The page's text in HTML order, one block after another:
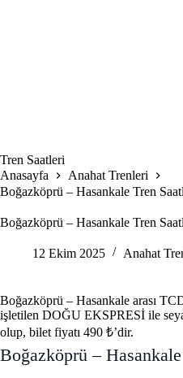
Skip
to
content
Tren Saatleri
Anasayfa
Anahat Trenleri
Boğazköprü – Hasankale Tren
Boğazköprü – Hasankale Tren
12 Ekim 2025 Anahat
Boğazköprü – Hasankale arası
işletilen DOĞU EKSPRESİ ile
olup, bilet fiyatı 490 ₺’dir.
Boğazköprü –